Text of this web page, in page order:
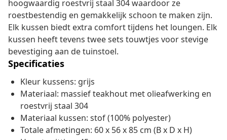
hoogwaardig roestvrij staal 304 waardoor ze
roestbestendig en gemakkelijk schoon te maken zijn.
Elk kussen biedt extra comfort tijdens het loungen. Elk
kussen heeft tevens twee sets touwtjes voor stevige
bevestiging aan de tuinstoel.
Specificaties
Kleur kussens: grijs
Materiaal: massief teakhout met olieafwerking en
roestvrij staal 304
Materiaal kussen: stof (100% polyester)
Totale afmetingen: 60 x 56 x 85 cm (B x D x H)